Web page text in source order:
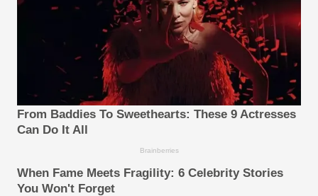
From Baddies To Sweethearts: These 9 Actresses
Can Do It All
Brainberries
When Fame Meets Fragility: 6 Celebrity Stories
You Won't Forget